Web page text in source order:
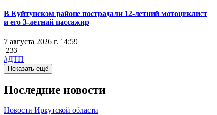
В Куйтунском районе пострадали 12-летний мотоциклист
и его 3-летний пассажир
7 августа 2026 г. 14:59
233
#ДТП
Показать ещё
Последние новости
Новости Иркутской области